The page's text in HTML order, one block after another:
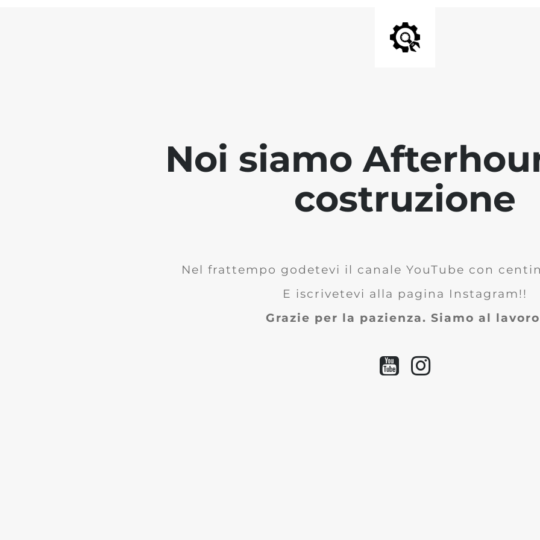
Noi siamo
costruzione
Nel frattempo godetevi il canale YouTube con
E iscrivetevi alla pagina Instagram!!
Grazie per la pazienza. Siamo al